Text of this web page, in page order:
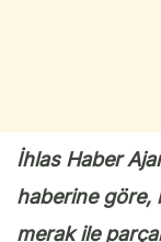
İhlas Haber
haberine göre,
merak ile